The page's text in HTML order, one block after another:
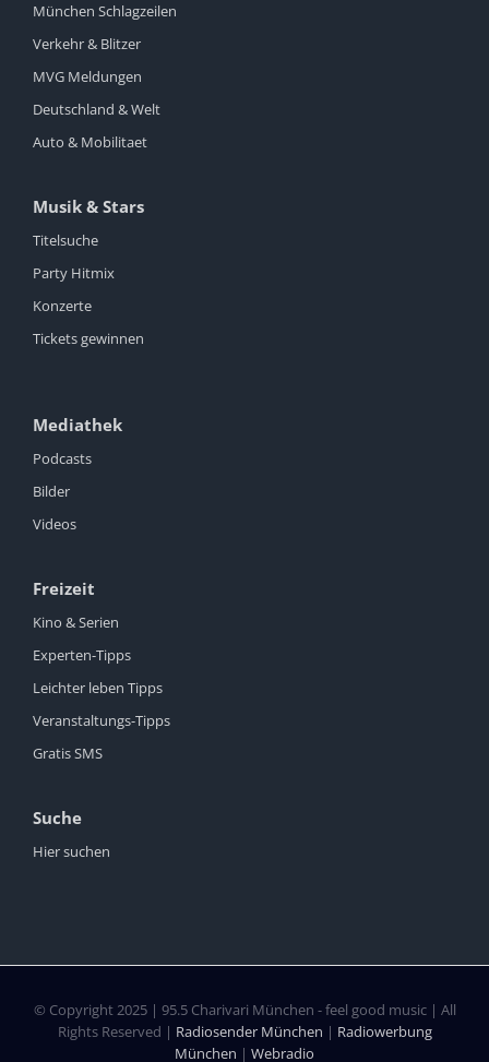
München Schlagzeilen
Verkehr & Blitzer
MVG Meldungen
Deutschland & Welt
Auto & Mobilitaet
Musik & Stars
Titelsuche
Party Hitmix
Konzerte
Tickets gewinnen
Mediathek
Podcasts
Bilder
Videos
Freizeit
Kino & Serien
Experten-Tipps
Leichter leben Tipps
Veranstaltungs-Tipps
Gratis SMS
Suche
Hier suchen
© Copyright 2025 | 95.5 Charivari München - feel good music | All
Rights Reserved | Radiosender München | Radiowerbung
München | Webradio